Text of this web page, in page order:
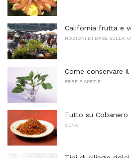
California frutta e
NOZIONI DI BASE SULLA
Come conservare
ERBE E SPEZIE
Tutto su Cobanero
CENA